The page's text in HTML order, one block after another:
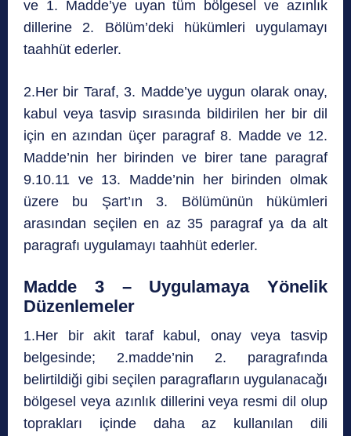
ve 1. Madde’ye uyan tüm bölgesel ve azınlık
dillerine 2. Bölüm’deki hükümleri uygulamayı
taahhüt ederler.
2.Her bir Taraf, 3. Madde’ye uygun olarak onay,
kabul veya tasvip sırasında bildirilen her bir dil
için en azından üçer paragraf 8. Madde ve 12.
Madde’nin her birinden ve birer tane paragraf
9.10.11 ve 13. Madde’nin her birinden olmak
üzere bu Şart’ın 3. Bölümünün hükümleri
arasından seçilen en az 35 paragraf ya da alt
paragrafı uygulamayı taahhüt ederler.
Madde 3 – Uygulamaya Yönelik
Düzenlemeler
1.Her bir akit taraf kabul, onay veya tasvip
belgesinde; 2.madde’nin 2. paragrafında
belirtildiği gibi seçilen paragrafların uygulanacağı
bölgesel veya azınlık dillerini veya resmi dil olup
toprakları içinde daha az kullanılan dili